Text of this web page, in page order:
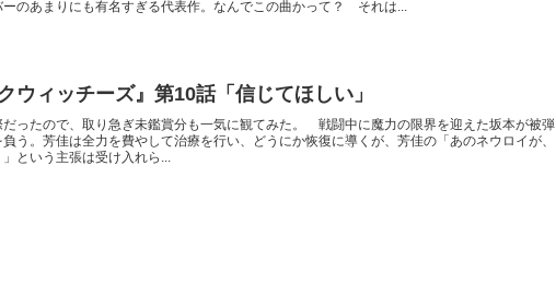
ーのあまりにも有名すぎる代表作。なんでこの曲かって？ それは...
ウィッチーズ』第10話「信じてほしい」
だったので、取り急ぎ未鑑賞分も一気に観てみた。 戦闘中に魔力の限界を迎えた坂本が被弾
う。芳佳は全力を費やして治療を行い、どうにか恢復に導くが、芳佳の「あのネウロイが、
という主張は受け入れら...